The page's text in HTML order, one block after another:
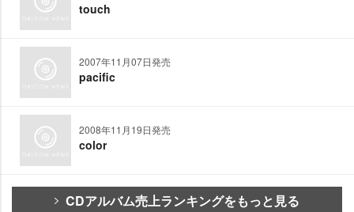
touch
2007年11月07日発売
pacific
2008年11月19日発売
color
CDアルバム売上ランキングをもっと見る